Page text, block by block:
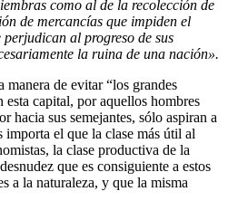
como al de la recolección de
de mercancías que impiden el
al progreso de sus
la ruina de una nación».
manera de evitar “los grandes
esta capital, por aquellos hombres
hacia sus semejantes, sólo aspiran a
importa el que la clase más útil al
la clase productiva de la
que es consiguiente a estos
a la naturaleza, y que la misma